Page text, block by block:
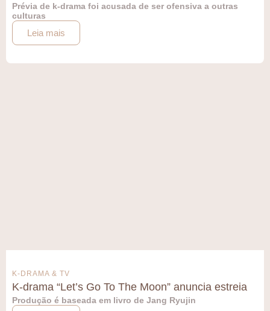
Prévia de k-drama foi acusada de ser ofensiva a outras
culturas
Leia mais
K-DRAMA & TV
K-drama “Let’s Go To The Moon” anuncia estreia
Produção é baseada em livro de Jang Ryujin